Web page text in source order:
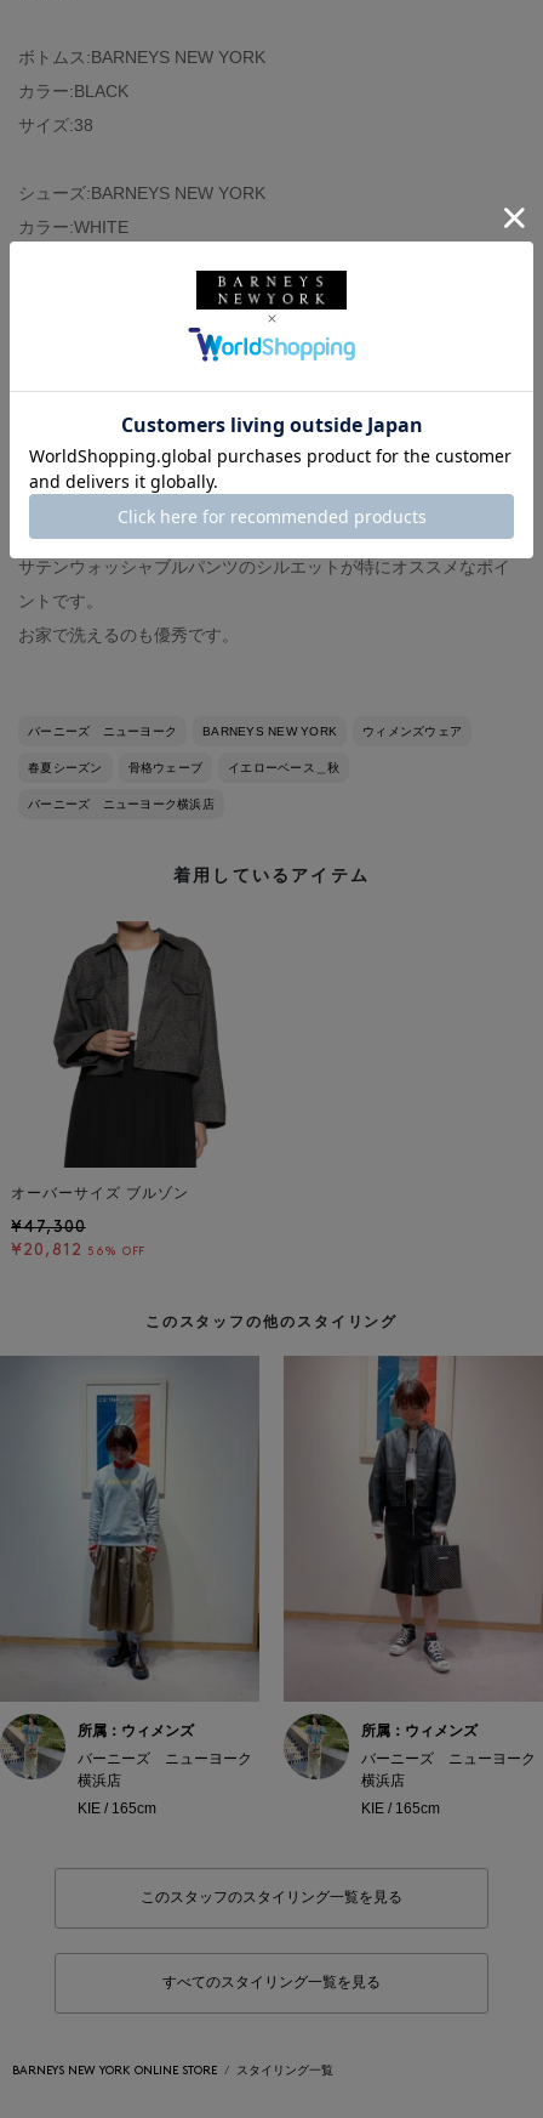
ボトムス:BARNEYS NEW YORK
カラー:BLACK
サイズ:38
シューズ:BARNEYS NEW YORK
カラー:WHITE
バッグ:BARNEYS NEW YORK
サイズ:NONE
BARNEYS NEW YORKコーディネートです。
2025SSコレクションで統一しました。
サテンウォッシャブルパンツのシルエットが特にオススメなポイ
ントです。
お家で洗えるのも優秀です。
バーニーズ ニューヨーク BARNEYS NEW YORK ウィメンズウェア
春夏シーズン 骨格ウェーブ イエローベース＿秋
バーニーズ ニューヨーク横浜店
着用しているアイテム
オーバーサイズ ブルゾン
¥47,300
¥20,812
56% OFF
このスタッフの他のスタイリング
所属：ウィメンズ
バーニーズ ニューヨーク
横浜店
KIE / 165cm
所属：ウィメンズ
バーニーズ ニューヨーク
横浜店
KIE / 165cm
このスタッフのスタイリング一覧を見る
すべてのスタイリング一覧を見る
BARNEYS NEW YORK ONLINE STORE スタイリング一覧